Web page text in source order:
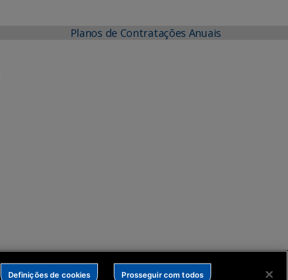
Planos de Contratações Anuais
Definições de cookies Prosseguir com todos